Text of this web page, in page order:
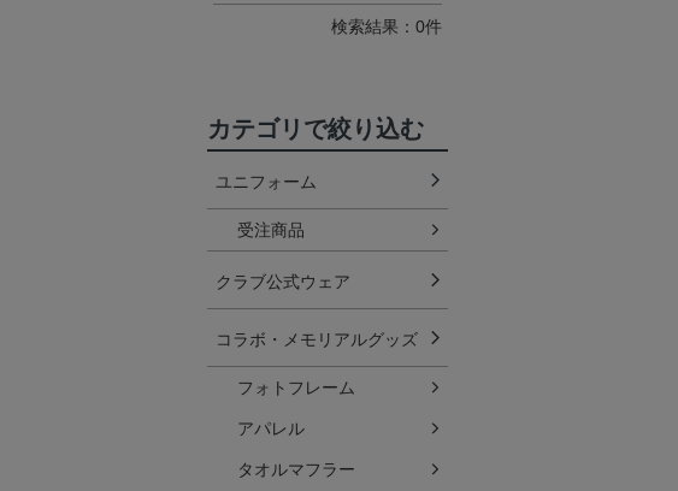
検索結果：0件
カテゴリで絞り込む
ユニフォーム
受注商品
クラブ公式ウェア
コラボ・メモリアルグッズ
フォトフレーム
アパレル
タオルマフラー